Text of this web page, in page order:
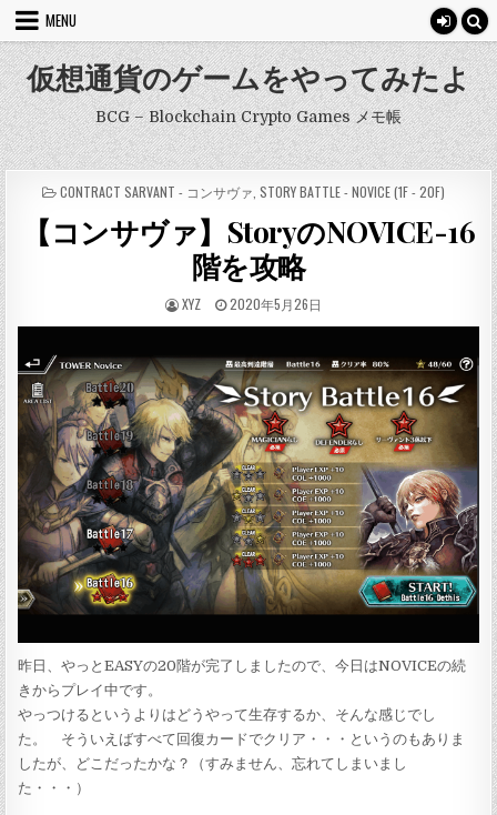
Skip
content
MENU
仮想通貨のゲームをやってみたよ
BCG – Blockchain Crypto Games メモ帳
POSTED
CONTRACT SARVANT - コンサヴァ STORY BATTLE - NOVICE (1F - 20F)
【コンサヴァ】StoryのNOVICE-16
階を攻略
AUTHOR:
XYZ
PUBLISHED
2020年5月26日
昨日、やっとEASYの20階が完了しましたので、今日はNOVICEの続
きからプレイ中です。
やっつけるというよりはどうやって生存するか、そんな感じでし
た。 そういえばすべて回復カードでクリア・・・というのもありま
したが、どこだったかな？（すみません、忘れてしまいまし
た・・・）